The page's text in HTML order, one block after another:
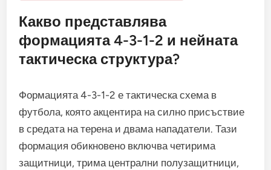
Какво представлява
формацията 4-3-1-2 и нейната
тактическа структура?
Формацията 4-3-1-2 е тактическа схема в
футбола, която акцентира на силно присъствие
в средата на терена и двама нападатели. Тази
формация обикновено включва четирима
защитници, трима централни полузащитници,